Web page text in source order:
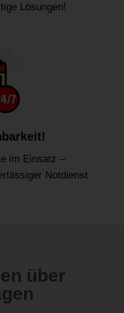
Lösungen!
im Einsatz –
Notdienst
über